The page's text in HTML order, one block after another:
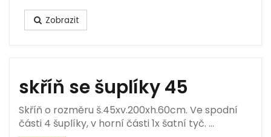
Zobrazit
skříň se šuplíky 45
Skříň o rozměru š.45xv.200xh.60cm. Ve spodní
části 4 šuplíky, v horní části 1x šatní tyč. …